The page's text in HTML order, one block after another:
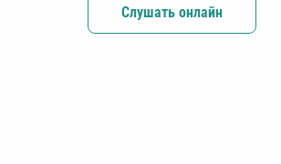
Слушать онлайн